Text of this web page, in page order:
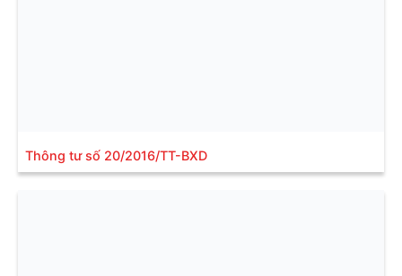
Thông tư số 20/2016/TT-BXD